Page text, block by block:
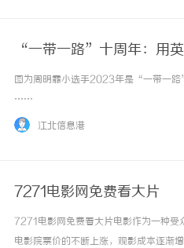
“一带一路”十周年：用
图为周明霏小选手2023年是“一带一
……
江北信息港
7271电影网免费看大片
7271电影网免费看大片电影作为一种受
电影院票价的不断上涨，观影成本逐渐